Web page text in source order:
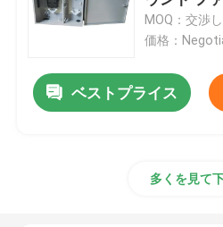
折り返しご連絡
MPO MTPのパッチ盤
ネットワークのパッチ盤
ODF
MOQ：交渉
価格：
ベストプライス
多くを見て